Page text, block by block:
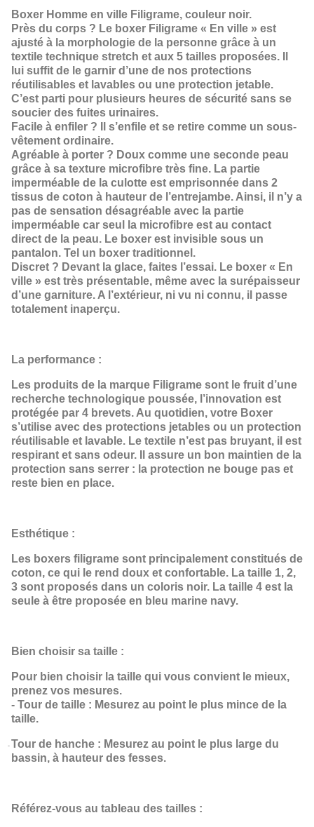
Boxer Homme en ville Filigrame, couleur noir.
Près du corps ? Le boxer Filigrame « En ville » est
ajusté à la morphologie de la personne grâce à un
textile technique stretch et aux 5 tailles proposées. Il
lui suffit de le garnir d’une de nos protections
réutilisables et lavables ou une protection jetable.
C’est parti pour plusieurs heures de sécurité sans se
soucier des fuites urinaires.
Facile à enfiler ? Il s’enfile et se retire comme un sous-
vêtement ordinaire.
Agréable à porter ? Doux comme une seconde peau
grâce à sa texture microfibre très fine. La partie
imperméable de la culotte est emprisonnée dans 2
tissus de coton à hauteur de l’entrejambe. Ainsi, il n’y a
pas de sensation désagréable avec la partie
imperméable car seul la microfibre est au contact
direct de la peau. Le boxer est invisible sous un
pantalon. Tel un boxer traditionnel.
Discret ? Devant la glace, faites l’essai. Le boxer « En
ville » est très présentable, même avec la surépaisseur
d’une garniture. A l’extérieur, ni vu ni connu, il passe
totalement inaperçu.
La performance :
Les produits de la marque Filigrame sont le fruit d’une
recherche technologique poussée, l’innovation est
protégée par 4 brevets. Au quotidien, votre Boxer
s’utilise avec des protections jetables ou un protection
réutilisable et lavable. Le textile n’est pas bruyant, il est
respirant et sans odeur. Il assure un bon maintien de la
protection sans serrer : la protection ne bouge pas et
reste bien en place.
Esthétique :
Les boxers filigrame sont principalement constitués de
coton, ce qui le rend doux et confortable. La taille 1, 2,
3 sont proposés dans un coloris noir. La taille 4 est la
seule à être proposée en bleu marine navy.
Bien choisir sa taille :
Pour bien choisir la taille qui vous convient le mieux,
prenez vos mesures.
- Tour de taille : Mesurez au point le plus mince de la
taille.
Tour de hanche : Mesurez au point le plus large du
bassin, à hauteur des fesses.
Référez-vous au tableau des tailles :